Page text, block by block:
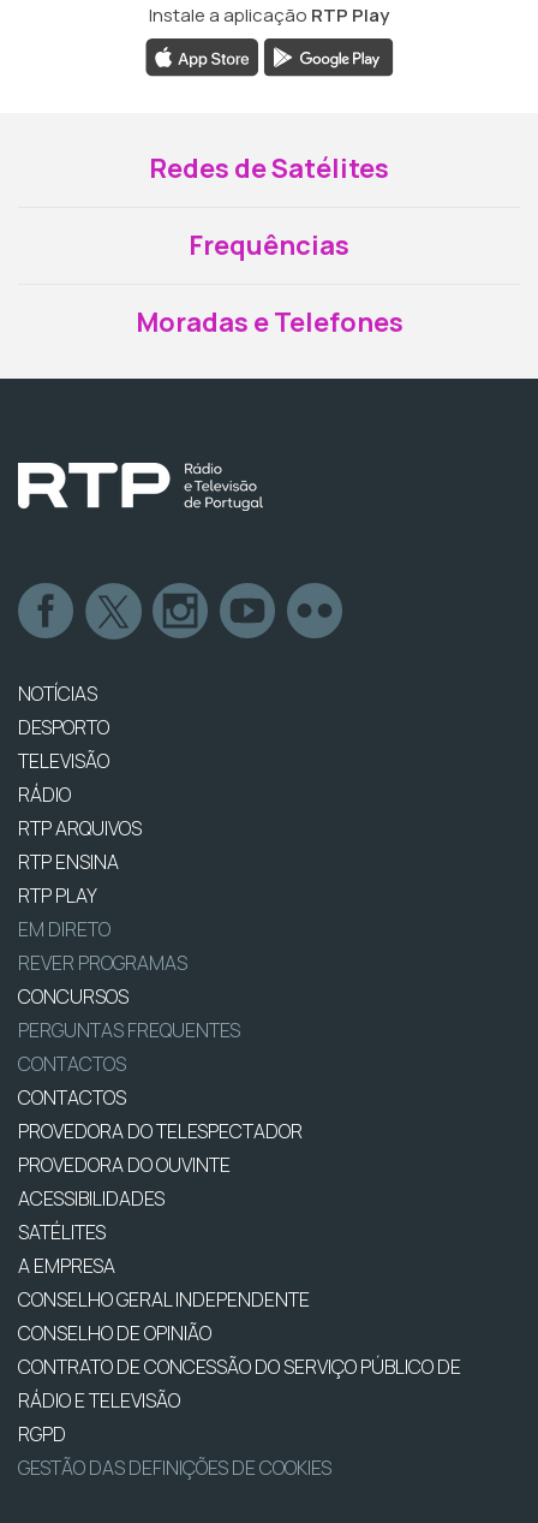
Instale a aplicação RTP Play
Redes de Satélites
Frequências
Moradas e Telefones
NOTÍCIAS
DESPORTO
TELEVISÃO
RÁDIO
RTP ARQUIVOS
RTP ENSINA
RTP PLAY
EM DIRETO
REVER PROGRAMAS
CONCURSOS
PERGUNTAS FREQUENTES
CONTACTOS
CONTACTOS
PROVEDORA DO TELESPECTADOR
PROVEDORA DO OUVINTE
ACESSIBILIDADES
SATÉLITES
A EMPRESA
CONSELHO GERAL INDEPENDENTE
CONSELHO DE OPINIÃO
CONTRATO DE CONCESSÃO DO SERVIÇO PÚBLICO DE
RÁDIO E TELEVISÃO
RGPD
GESTÃO DAS DEFINIÇÕES DE COOKIES